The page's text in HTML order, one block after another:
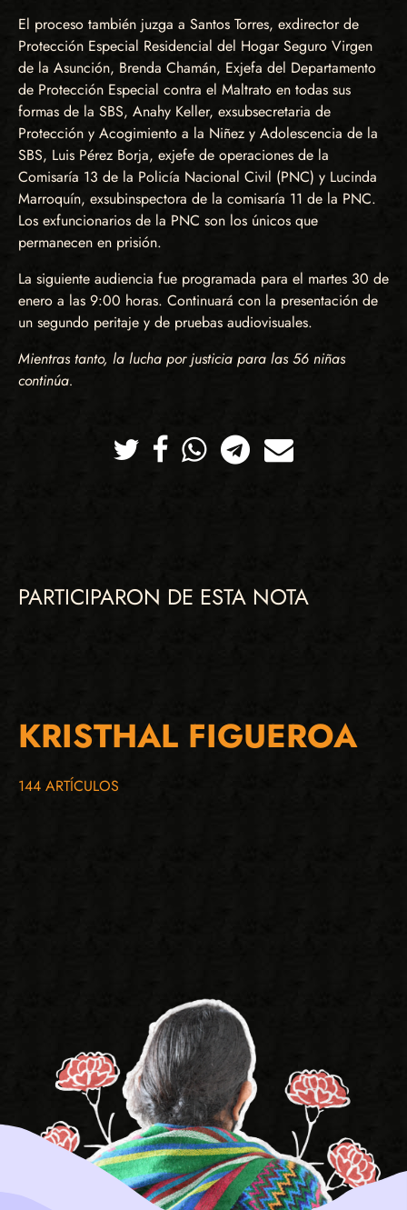
El proceso también juzga a Santos Torres, exdirector de
Protección Especial Residencial del Hogar Seguro Virgen
de la Asunción, Brenda Chamán, Exjefa del Departamento
de Protección Especial contra el Maltrato en todas sus
formas de la SBS, Anahy Keller, exsubsecretaria de
Protección y Acogimiento a la Niñez y Adolescencia de la
SBS, Luis Pérez Borja, exjefe de operaciones de la
Comisaría 13 de la Policía Nacional Civil (PNC) y Lucinda
Marroquín, exsubinspectora de la comisaría 11 de la PNC.
Los exfuncionarios de la PNC son los únicos que
permanecen en prisión.
La siguiente audiencia fue programada para el martes 30 de
enero a las 9:00 horas. Continuará con la presentación de
un segundo peritaje y de pruebas audiovisuales.
Mientras tanto, la lucha por justicia para las 56 niñas
continúa.
TwitterFacebookWhatsappTelegramCorreo
PARTICIPARON DE ESTA NOTA
KRISTHAL FIGUEROA
144 ARTÍCULOS